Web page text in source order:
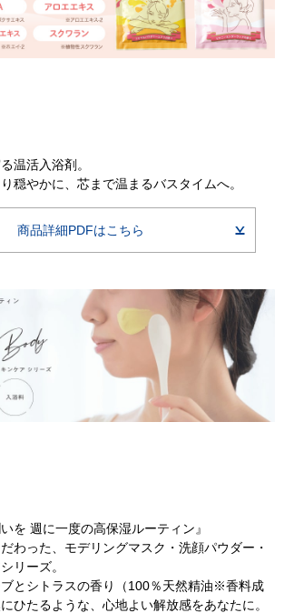
温活入浴剤。
穏やかに、芯まで温まるバスタイムへ。
商品詳細PDFはこちら
を 週に一度の高保湿ルーティン』
わった、モデリングマスク・洗顔パウダー・
リーズ。
とシトラスの香り（100％天然精油※香料成
ひたるような、心地よい解放感をあなたに。